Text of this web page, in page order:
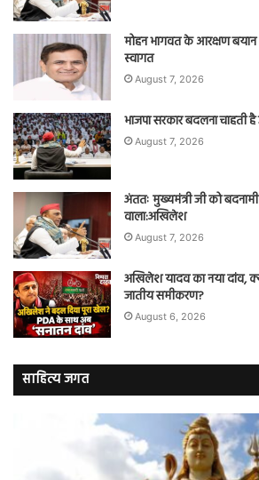
मोहन भागवत के आरक्षण बयान
स्वागत
August 7, 2026
भाजपा सरकार बदलना
August 7, 2026
अंततः मुख्यमंत्री जी को
वाला:अखिलेश
August 7, 2026
अखिलेश यादव का नया दांव,
जातीय समीकरण?
August 6, 2026
साहित्य जगत